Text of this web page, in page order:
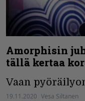
Amorphisin
tällä kertaa
Vaan
19.11.2020 Vesa Siltanen